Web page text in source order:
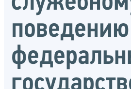
поведению